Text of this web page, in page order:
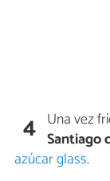
4 Una vez
Santiago
azúcar glass.